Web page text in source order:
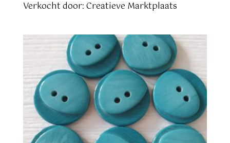
Verkocht door: Creatieve Marktplaats